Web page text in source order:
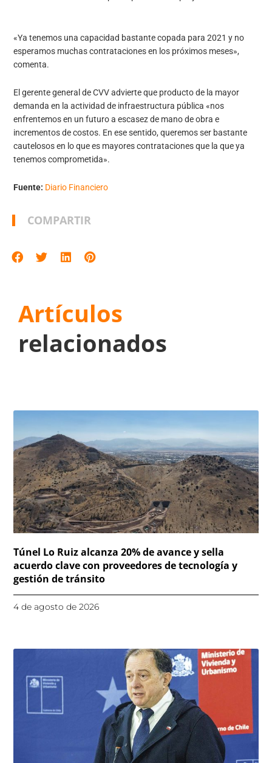
«Ya tenemos una capacidad bastante copada para 2021 y no
esperamos muchas contrataciones en los próximos meses»,
comenta.
El gerente general de CVV advierte que producto de la mayor
demanda en la actividad de infraestructura pública «nos
enfrentemos en un futuro a escasez de mano de obra e
incrementos de costos. En ese sentido, queremos ser bastante
cautelosos en lo que es mayores contrataciones que la que ya
tenemos comprometida».
Fuente: Diario Financiero
COMPARTIR
Artículos
relacionados
Túnel Lo Ruiz alcanza 20% de avance y sella
acuerdo clave con proveedores de tecnología y
gestión de tránsito
4 de agosto de 2026